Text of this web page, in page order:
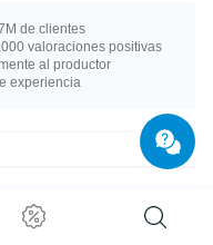
de clientes
valoraciones positivas
al productor
experiencia